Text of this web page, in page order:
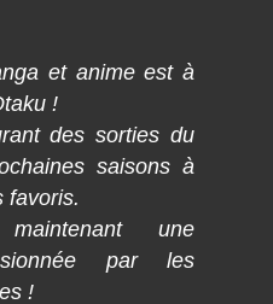
et anime est à
!
des sorties du
saisons à
favoris.
une
par les
!